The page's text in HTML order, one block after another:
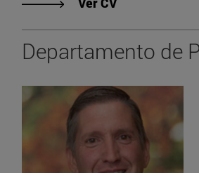
Departamento de